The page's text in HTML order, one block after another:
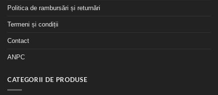
Politica de rambursări și returnări
Termeni și condiții
Contact
ANPC
CATEGORII DE PRODUSE